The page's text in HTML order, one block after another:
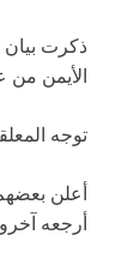
ذكرت بيان
الأيمن
توجه
أعلن
أرجعه